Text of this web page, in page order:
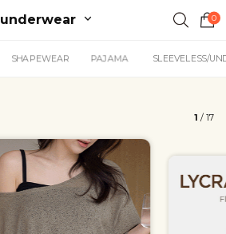
underwear 0
SHAPEWEAR PAJAMA SLEEVELESS/
1 / 17